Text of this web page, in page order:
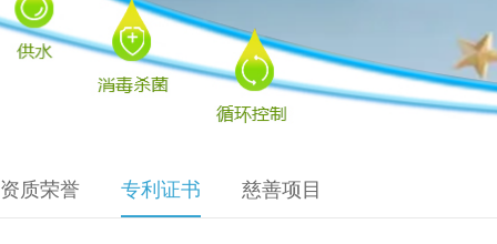
资质荣誉 专利证书 慈善项目